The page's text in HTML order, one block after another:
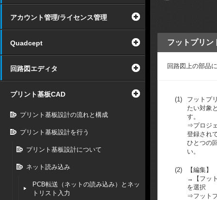
アカウント管理/ライセンス管理
Quadcept
回路図エディタ
プリント基板CAD
プリント基板設計の流れと構成
プリント基板設計を行う
プリント基板設計について
ネット読み込み
PCB転送（ネットの読み込み）とネッ
トリスト入力
フットプリン
回路図上の部品
(1)
フットプ
たい対象
す。
⇒プロジ
登録され
ひとつの
い。
(2)
【編集】
→【フッ
を選択
⇒フット